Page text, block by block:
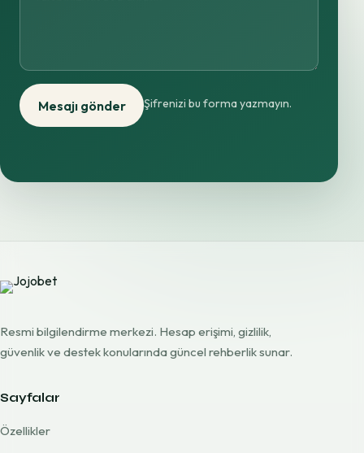
Mesajı gönder Şifrenizi bu forma yazmayın.
Resmi bilgilendirme merkezi. Hesap erişimi, gizlilik,
güvenlik ve destek konularında güncel rehberlik sunar.
Sayfalar
Özellikler